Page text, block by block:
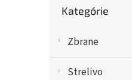
a
kategórie
Kategórie
Zbrane
Strelivo